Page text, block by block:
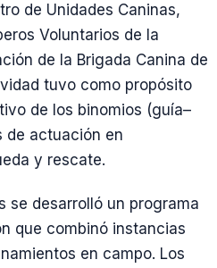
de Unidades Caninas,
Voluntarios de la
de la Brigada Canina de
tuvo como propósito
de los binomios (guía–
de actuación en
y rescate.
se desarrolló un programa
que combinó instancias
en campo. Los